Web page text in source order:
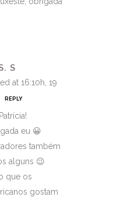
S
at 16:10h, 19
REPLY
eu 😀
também
alguns 😉
que os
gostam